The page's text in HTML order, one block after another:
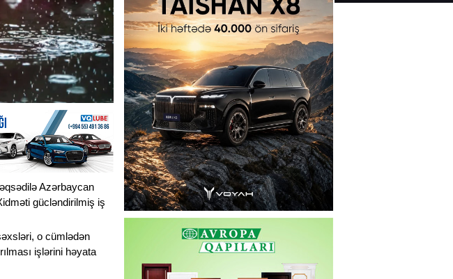
Azərbaycan
gücləndirilmiş iş
o cümlədən
işlərini həyata